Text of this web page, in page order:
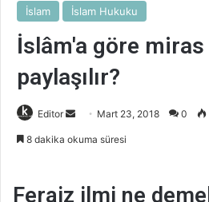
İslam İslam Hukuku
İslâm'a göre miras
paylaşılır?
Editor
Bir
Mart 23, 2018 0
8 dakika okuma süresi
Feraiz ilmi ne